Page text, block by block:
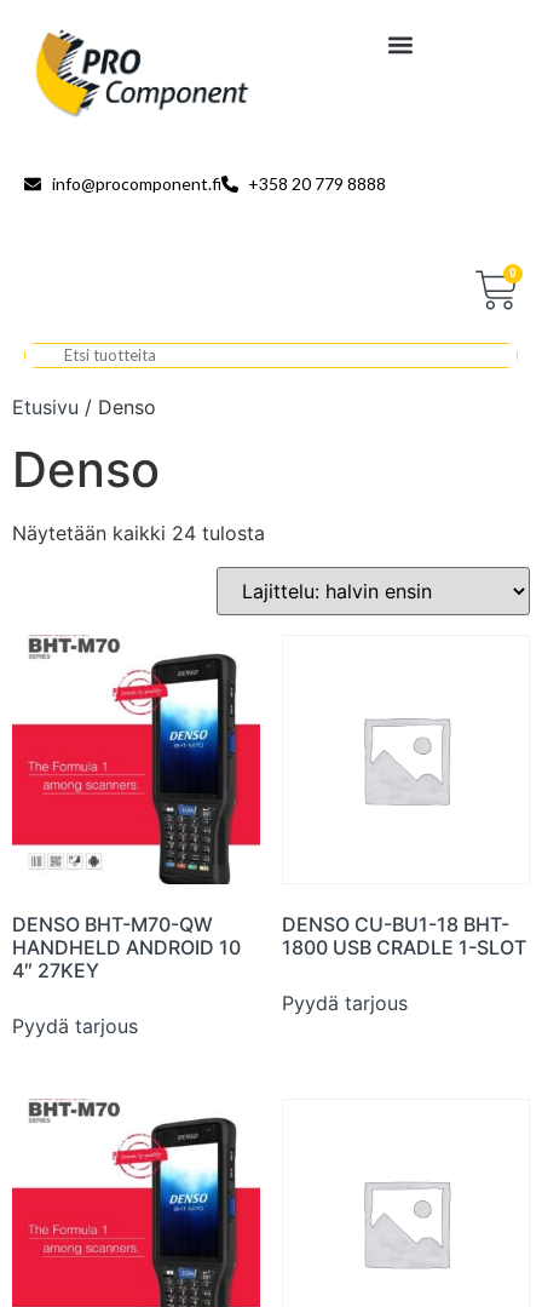
info@procomponent.fi +358 20 779 8888
0
Etusivu / Denso
Denso
Näytetään kaikki 24 tulosta
DENSO BHT-M70-QW
HANDHELD ANDROID 10
4″ 27KEY
Pyydä tarjous
DENSO CU-BU1-18 BHT-
1800 USB CRADLE 1-SLOT
Pyydä tarjous